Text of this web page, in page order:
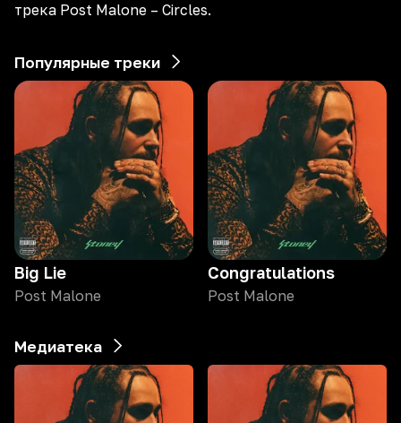
трека Post Malone – Circles.
Популярные треки
Big Lie
Post Malone
Congratulations
Post Malone
Медиатека